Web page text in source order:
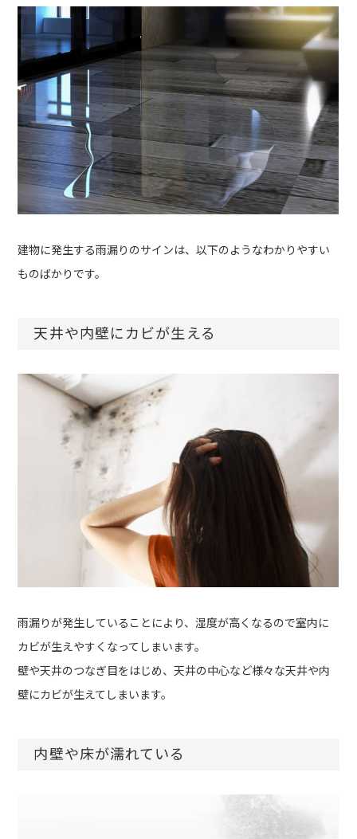
建物に発生する雨漏りのサインは、以下のようなわかりやすい
ものばかりです。
天井や内壁にカビが生える
雨漏りが発生していることにより、湿度が高くなるので室内に
カビが生えやすくなってしまいます。
壁や天井のつなぎ目をはじめ、天井の中心など様々な天井や内
壁にカビが生えてしまいます。
内壁や床が濡れている